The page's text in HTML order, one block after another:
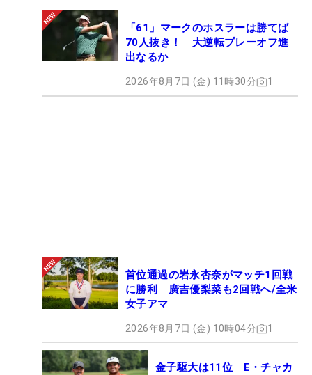
「61」マークのホスラーは勝てば
70人抜き！ 大逆転プレーオフ進
出なるか
2026年8月7日 (金) 11時30分 1
首位通過の岩永杏奈がマッチ1回戦
に勝利 廣吉優梨菜も2回戦へ/全米
女子アマ
2026年8月7日 (金) 10時04分 1
金子駆大は11位 E・チャカ